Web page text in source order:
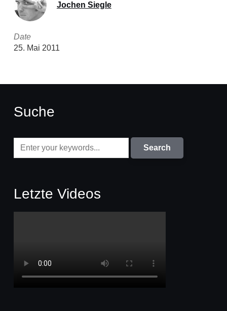
Jochen Siegle
Date
25. Mai 2011
Suche
Letzte Videos